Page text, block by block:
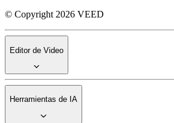
© Copyright 2026 VEED
Editor de Video
Herramientas de IA